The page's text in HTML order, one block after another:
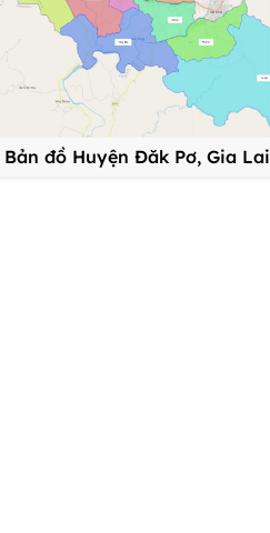
Bản đồ Huyện Đăk Pơ, Gia Lai